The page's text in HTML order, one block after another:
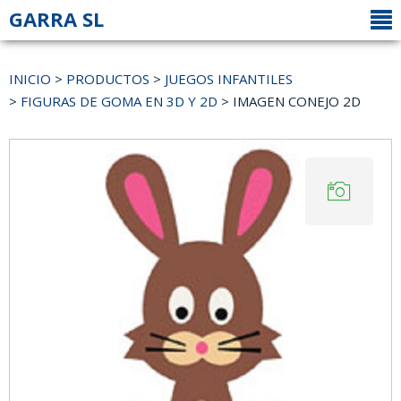
GARRA SL
INICIO > PRODUCTOS > JUEGOS INFANTILES
> FIGURAS DE GOMA EN 3D Y 2D > IMAGEN CONEJO 2D